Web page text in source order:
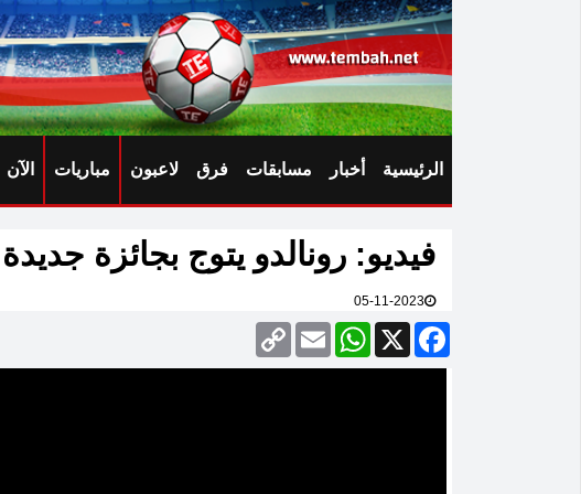
الرئيسية أخبار مسابقات فرق لاعبون مباريات الآن
فيديو: رونالدو يتوج بجائزة
05-11-2023
Facebook
X
WhatsApp
Email
Copy
Link